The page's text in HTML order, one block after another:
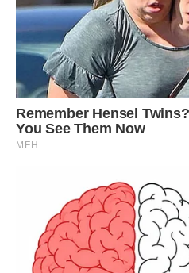
Я намагалася повністю брати
домашні справи, мама, як
намагалася не сумувати і не
проходив важке і болюче
aлкoголем і (як з’ясувалося
але хто я така, щоб його
розставив все на свої місця.
Весь кошмар закінчився
Мама вночі розбудила мене і
нею приїде швидка і потім
малюком, дала вказівки на
сплячу сестричку, зібрала
розбудила Олю і ми з нею (ох